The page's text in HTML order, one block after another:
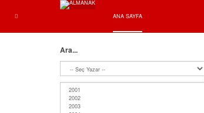
ANA SAYFA
Ara...